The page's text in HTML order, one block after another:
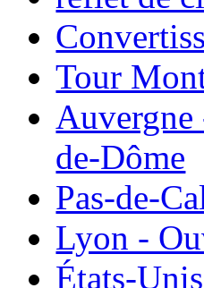
Tour
Auvergne
de-Dôme
Pas-de-
Lyon -
États-